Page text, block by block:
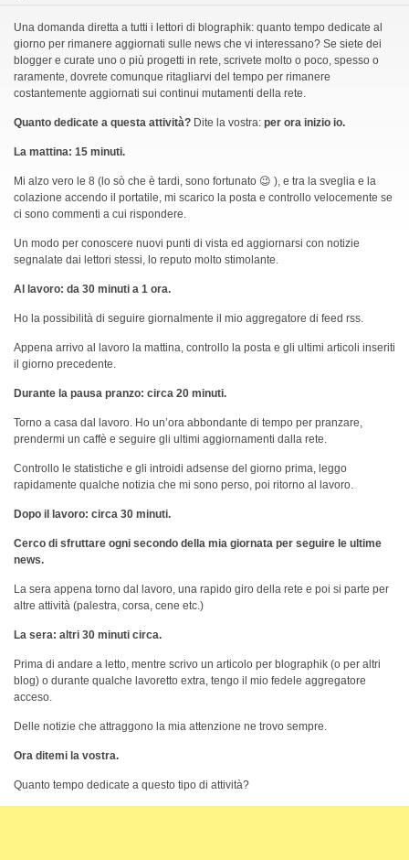
Una domanda diretta a tutti i lettori di blographik: quanto tempo dedicate al
giorno per rimanere aggiornati sulle news che vi interessano? Se siete dei
blogger e curate uno o più progetti in rete, scrivete molto o poco, spesso o
raramente, dovrete comunque ritagliarvi del tempo per rimanere
costantemente aggiornati sui continui mutamenti della rete.
Quanto dedicate a questa attività? Dite la vostra: per ora inizio io.
La mattina: 15 minuti.
Mi alzo vero le 8 (lo sò che è tardi, sono fortunato 😉 ), e tra la sveglia e la
colazione accendo il portatile, mi scarico la posta e controllo velocemente se
ci sono commenti a cui rispondere.
Un modo per conoscere nuovi punti di vista ed aggiornarsi con notizie
segnalate dai lettori stessi, lo reputo molto stimolante.
Al lavoro: da 30 minuti a 1 ora.
Ho la possibilità di seguire giornalmente il mio aggregatore di feed rss.
Appena arrivo al lavoro la mattina, controllo la posta e gli ultimi articoli inseriti
il giorno precedente.
Durante la pausa pranzo: circa 20 minuti.
Torno a casa dal lavoro. Ho un’ora abbondante di tempo per pranzare,
prendermi un caffè e seguire gli ultimi aggiornamenti dalla rete.
Controllo le statistiche e gli introidi adsense del giorno prima, leggo
rapidamente qualche notizia che mi sono perso, poi ritorno al lavoro.
Dopo il lavoro: circa 30 minuti.
Cerco di sfruttare ogni secondo della mia giornata per seguire le ultime
news.
La sera appena torno dal lavoro, una rapido giro della rete e poi si parte per
altre attività (palestra, corsa, cene etc.)
La sera: altri 30 minuti circa.
Prima di andare a letto, mentre scrivo un articolo per blographik (o per altri
blog) o durante qualche lavoretto extra, tengo il mio fedele aggregatore
acceso.
Delle notizie che attraggono la mia attenzione ne trovo sempre.
Ora ditemi la vostra.
Quanto tempo dedicate a questo tipo di attività?